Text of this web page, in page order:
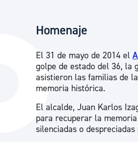
La ciudad
La ciudad ahora
Descubre la ciudad
Homenaje
El 31 de mayo de 2014 el
golpe de estado del 36, la
asistieron las familias de
memoria histórica.
El alcalde, Juan Karlos
para recuperar la
silenciadas o